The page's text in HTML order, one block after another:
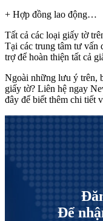
+ Hợp đồng lao động…
Tất cả các loại giấy tờ
Tại các trung tâm tư vấn
trợ để hoàn thiện tất cả
Ngoài những lưu ý trên,
giấy tờ? Liên hệ ngay
đây để biết thêm chi tiết
Để